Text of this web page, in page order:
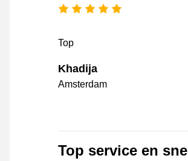
Top
Khadija
Amsterdam
Top service en